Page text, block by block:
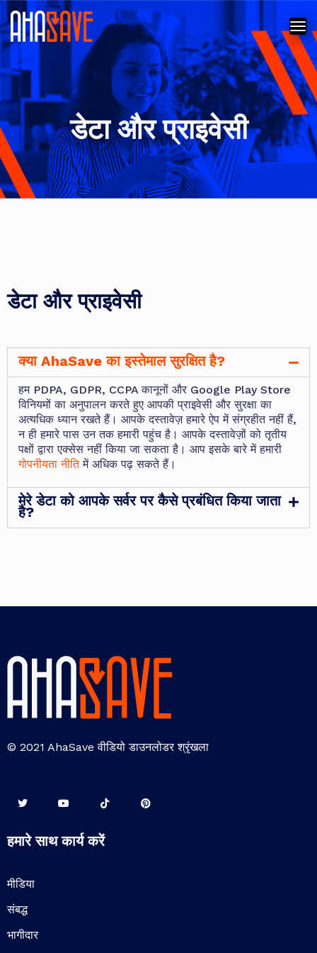
डेटा और प्राइवेसी
डेटा और प्राइवेसी
क्या AhaSave का इस्तेमाल सुरक्षित है?
हम PDPA, GDPR, CCPA कानूनों और Google Play Store
विनियमों का अनुपालन करते हुए आपकी प्राइवेसी और सुरक्षा का
अत्यधिक ध्यान रखते हैं। आपके दस्तावेज़ हमारे ऐप में संग्रहीत नहीं हैं,
न ही हमारे पास उन तक हमारी पहुंच है। आपके दस्तावेज़ों को तृतीय
पक्षों द्वारा एक्सेस नहीं किया जा सकता है। आप इसके बारे में हमारी
गोपनीयता नीतिमें अधिक पढ़ सकते हैं।
मेरे डेटा को आपके सर्वर पर कैसे प्रबंधित किया जाता
है?
© 2021 AhaSave वीडियो डाउनलोडर श्रृंखला
हमारे साथ कार्य करें
मीडिया
संबद्ध
भागीदार